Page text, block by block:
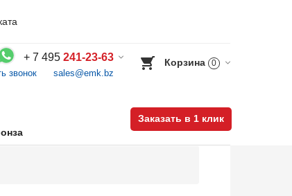
+ 7 495 241-23-63
звонок sales@emk.bz
Корзина 0
Заказать в 1 клик